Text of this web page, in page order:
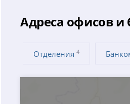
Адреса офисов и
Отделения4